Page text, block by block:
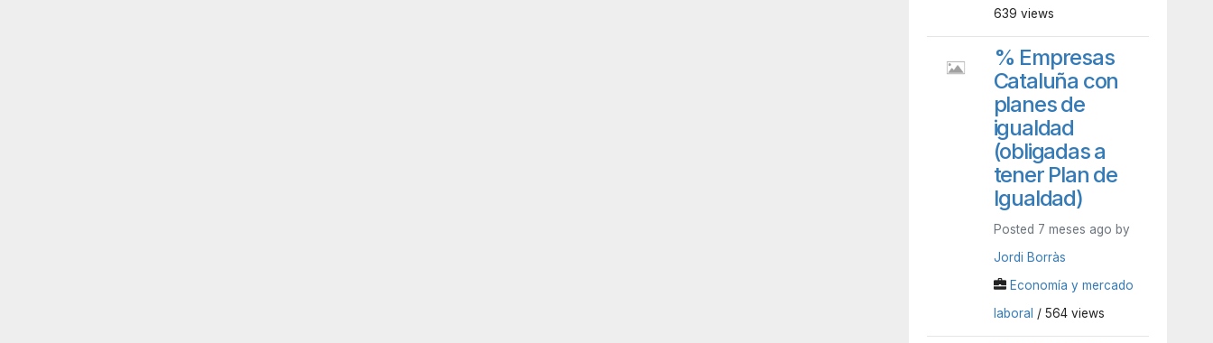
639 views
% Empresas
Cataluña con
planes de
igualdad
(obligadas a
tener Plan de
Igualdad)
Posted 7 meses ago by
Jordi Borràs
Economía y mercado
laboral / 564 views